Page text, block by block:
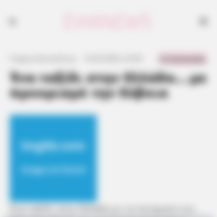
Ένα ταξίδι στην Ελλάδα….με
προορισμό την Εύβοια
Ένα ταξίδι στην Ελλάδα με τα ποιήματα του